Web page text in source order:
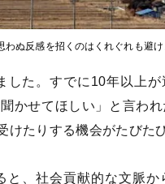
わぬ反感を招くのはくれぐれも避け
た。すでに10年以上が
かせてほしい」と言わ
たりする機会がたびた
、社会貢献的な文脈か